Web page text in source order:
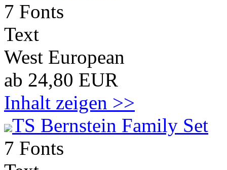
7 Fonts
Text
West European
ab 24,80 EUR
Inhalt zeigen >>
TS Bernstein Family Set
7 Fonts